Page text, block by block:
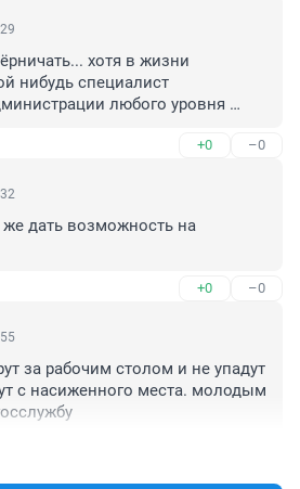
хотя в жизни
нибудь специалист
любого уровня
на том же самом месте ещё
на пенсию, так и сиди на
большое лукавство-пенсия 14
только начинается!.. хотя
речь, о мужчинах тоже... я не от
+0 –0
дать возможность на
+0 –0
за рабочим столом и не упадут
с насиженного места. молодым